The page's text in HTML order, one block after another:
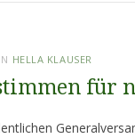
HELLA KLAUSER
für